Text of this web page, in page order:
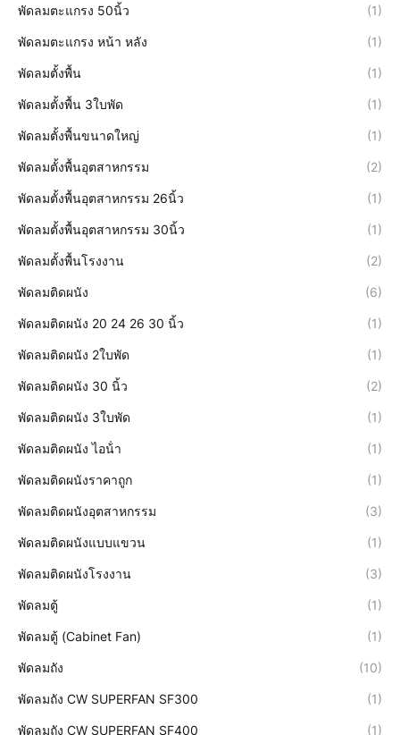
พัดลมตะแกรง 50นิ้ว (1)
พัดลมตะแกรง หน้า หลัง (1)
พัดลมตั้งพื้น (1)
พัดลมตั้งพื้น 3ใบพัด (1)
พัดลมตั้งพื้นขนาดใหญ่ (1)
พัดลมตั้งพื้นอุตสาหกรรม (2)
พัดลมตั้งพื้นอุตสาหกรรม 26นิ้ว (1)
พัดลมตั้งพื้นอุตสาหกรรม 30นิ้ว (1)
พัดลมตั้งพื้นโรงงาน (2)
พัดลมติดผนัง (6)
พัดลมติดผนัง 20 24 26 30 นิ้ว (1)
พัดลมติดผนัง 2ใบพัด (1)
พัดลมติดผนัง 30 นิ้ว (2)
พัดลมติดผนัง 3ใบพัด (1)
พัดลมติดผนัง ไอน้ํา (1)
พัดลมติดผนังราคาถูก (1)
พัดลมติดผนังอุตสาหกรรม (3)
พัดลมติดผนังแบบแขวน (1)
พัดลมติดผนังโรงงาน (3)
พัดลมตู้ (1)
พัดลมตู้ (Cabinet Fan) (1)
พัดลมถัง (10)
พัดลมถัง CW SUPERFAN SF300 (1)
พัดลมถัง CW SUPERFAN SF400 (1)